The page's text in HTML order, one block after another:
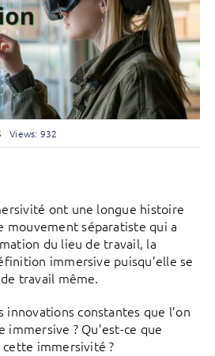
Views: 932
ont une longue histoire
mouvement séparatiste qui a
du lieu de travail, la
immersive puisqu’elle se
travail même.
constantes que l’on
? Qu’est-ce que
immersivité ?